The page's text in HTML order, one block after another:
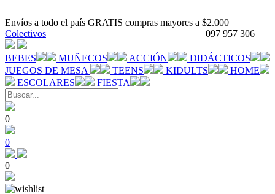
Envíos a todo el país GRATIS compras mayores a $2.000
097 957 306
Colectivos
BEBES MUÑECOS ACCIÓN
DIDÁCTICOS
JUEGOS DE MESA
TEENS KIDULTS
HOME
ESCOLARES
FIESTA
0
0
0